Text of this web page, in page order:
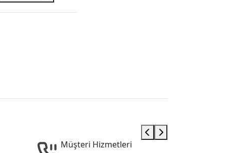
Müşteri Hizmetleri